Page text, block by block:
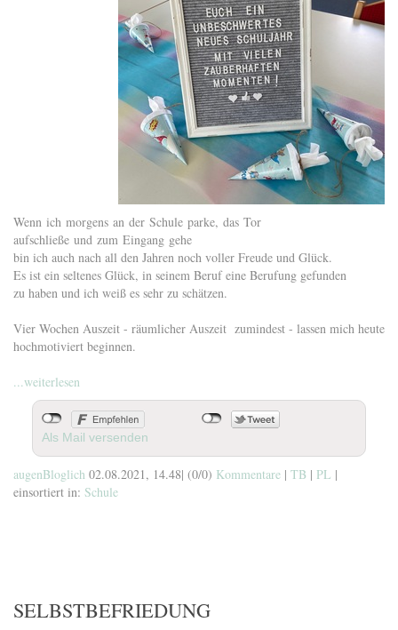
Wenn ich morgens an der Schule parke, das Tor
aufschließe und zum Eingang gehe
bin ich auch nach all den Jahren noch voller Freude und Glück.
Es ist ein seltenes Glück, in seinem Beruf eine Berufung gefunden
zu haben und ich weiß es sehr zu schätzen.
Vier Wochen Auszeit - räumlicher Auszeit zumindest - lassen mich heute
hochmotiviert beginnen.
...weiterlesen
Als Mail versenden
augenBloglich 02.08.2021, 14.48| (0/0) Kommentare | TB | PL |
einsortiert in: Schule
SELBSTBEFRIEDUNG